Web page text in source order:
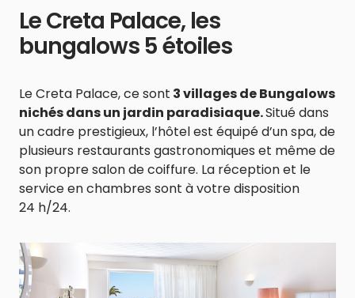
Le Creta Palace, les
bungalows 5 étoiles
Le Creta Palace, ce sont 3 villages de Bungalows
nichés dans un jardin paradisiaque.Situé dans
un cadre prestigieux, l’hôtel est équipé d’un spa, de
plusieurs restaurants gastronomiques et même de
son propre salon de coiffure. La réception et le
service en chambres sont à votre disposition
24 h/24.